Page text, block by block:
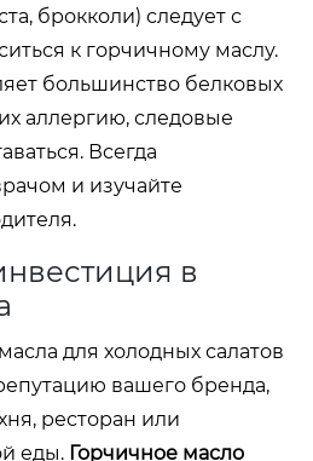
брокколи) следует с
к горчичному маслу.
большинство белковых
аллергию, следовые
Всегда
и изучайте
в
для холодных салатов
вашего бренда,
ресторан или
еды. Горчичное масло